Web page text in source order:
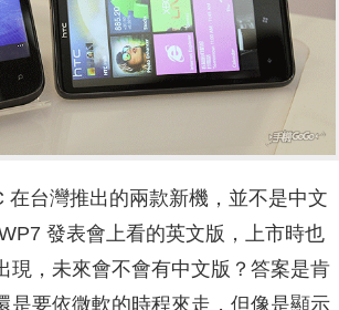
在台灣推出的兩款新機，並不是中文
發表會上看的英文版，上市時也
現，未來會不會有中文版？答案是肯
是要依微軟的時程來走，但像是顯示